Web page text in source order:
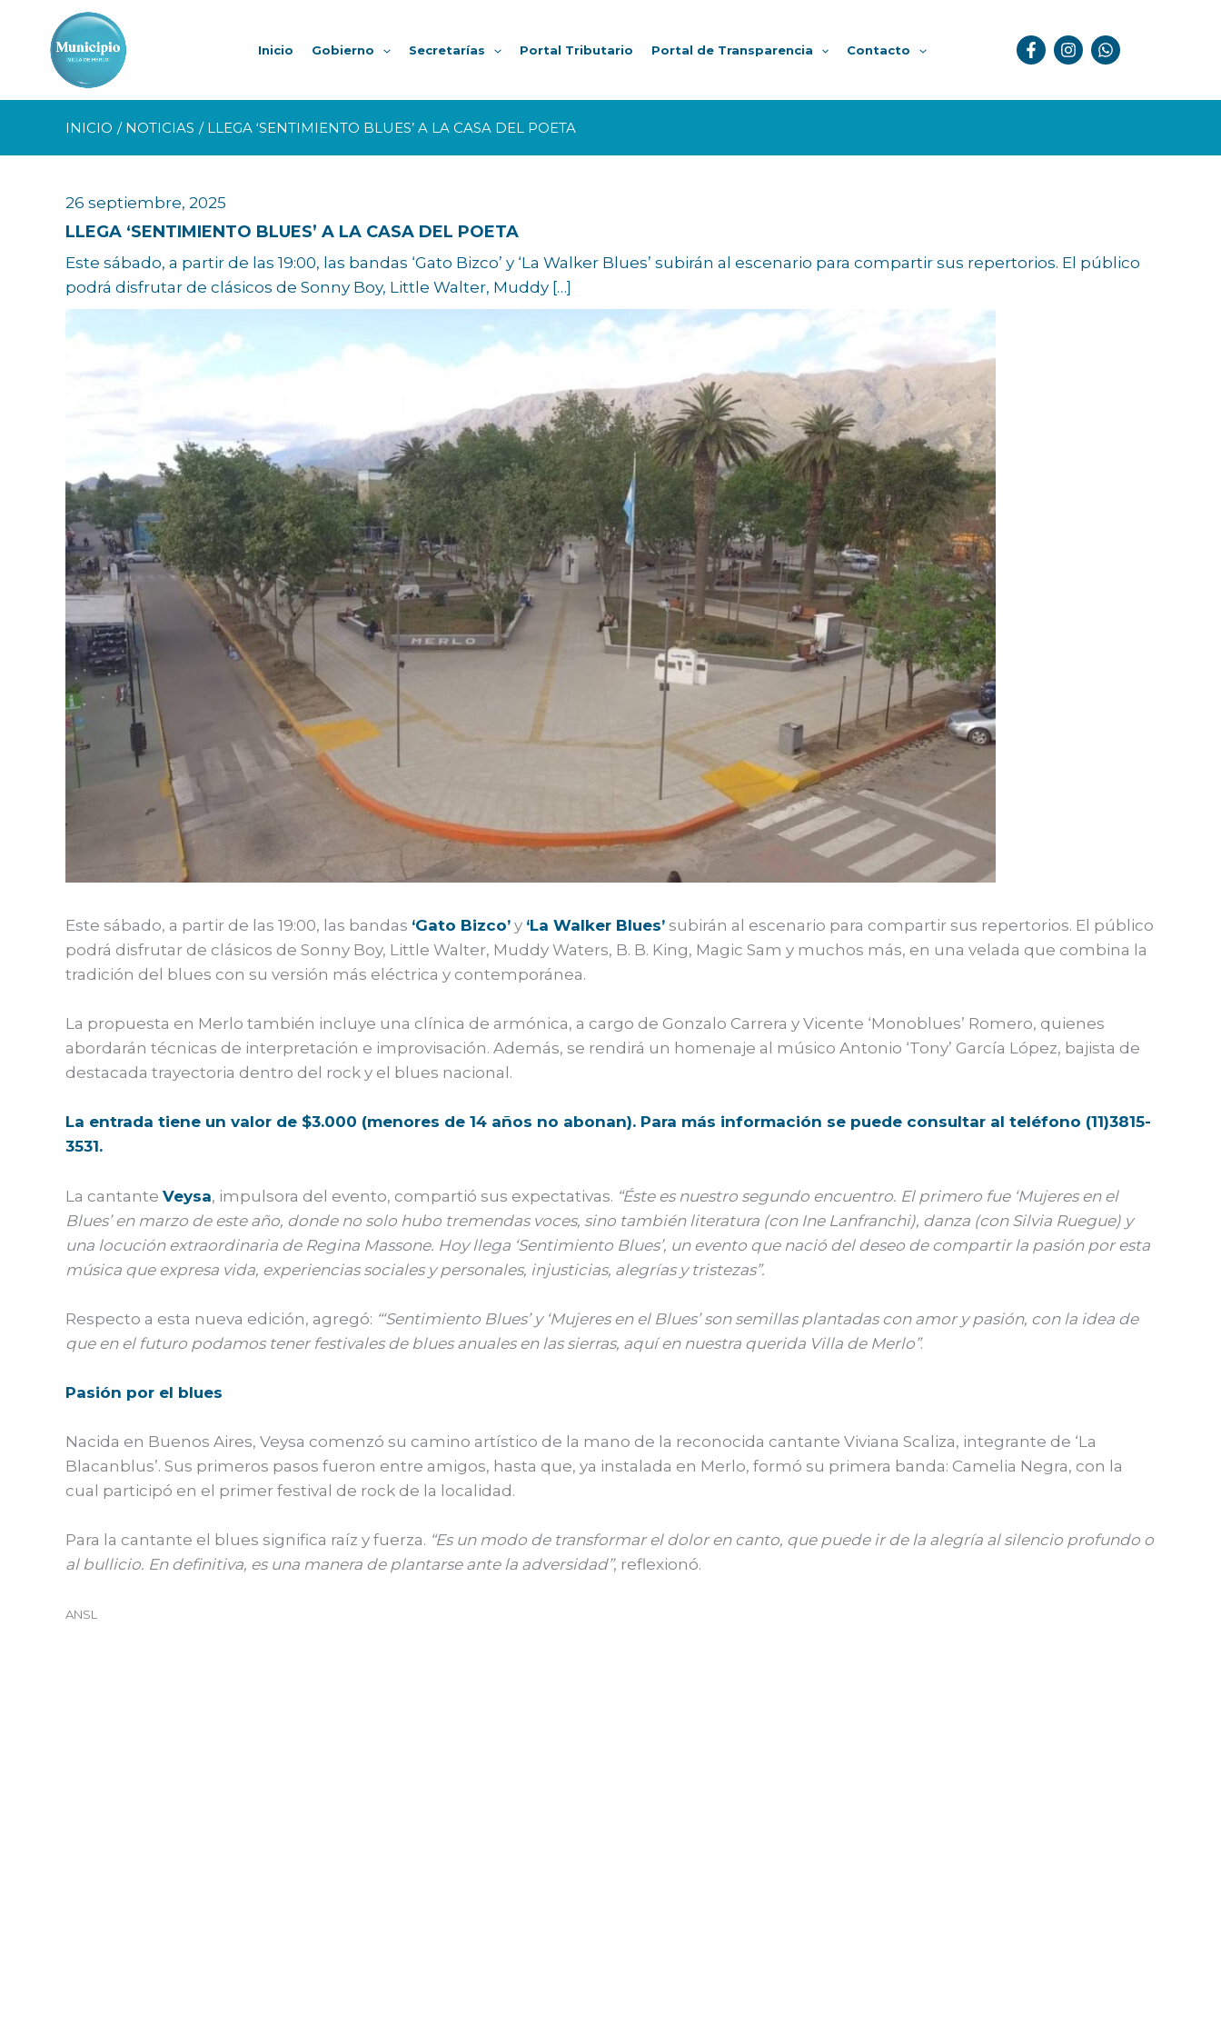
contenido
Inicio Gobierno Secretarías Portal Tributario Portal de Transparencia Contacto
INICIO NOTICIAS LLEGA ‘SENTIMIENTO BLUES’ A LA CASA DEL POETA
26 septiembre, 2025
LLEGA ‘SENTIMIENTO BLUES’ A LA CASA DEL POETA
Este sábado, a partir de las 19:00, las bandas ‘Gato Bizco’ y ‘La Walker Blues’ subirán al escenario para compartir sus repertorios. El público
podrá disfrutar de clásicos de Sonny Boy, Little Walter, Muddy […]
Este sábado, a partir de las 19:00, las bandas ‘Gato Bizco’ y ‘La Walker Blues’ subirán al escenario para compartir sus repertorios. El público
podrá disfrutar de clásicos de Sonny Boy, Little Walter, Muddy Waters, B. B. King, Magic Sam y muchos más, en una velada que combina la
tradición del blues con su versión más eléctrica y contemporánea.
La propuesta en Merlo también incluye una clínica de armónica, a cargo de Gonzalo Carrera y Vicente ‘Monoblues’ Romero, quienes
abordarán técnicas de interpretación e improvisación. Además, se rendirá un homenaje al músico Antonio ‘Tony’ García López, bajista de
destacada trayectoria dentro del rock y el blues nacional.
La entrada tiene un valor de $3.000 (menores de 14 años no abonan). Para más información se puede consultar al teléfono (11)3815-
3531.
La cantante Veysa, impulsora del evento, compartió sus expectativas. “Éste es nuestro segundo encuentro. El primero fue ‘Mujeres en el
Blues’ en marzo de este año, donde no solo hubo tremendas voces, sino también literatura (con Ine Lanfranchi), danza (con Silvia Ruegue) y
una locución extraordinaria de Regina Massone. Hoy llega ‘Sentimiento Blues’, un evento que nació del deseo de compartir la pasión por esta
música que expresa vida, experiencias sociales y personales, injusticias, alegrías y tristezas”.
Respecto a esta nueva edición, agregó: “‘Sentimiento Blues’ y ‘Mujeres en el Blues’ son semillas plantadas con amor y pasión, con la idea de
que en el futuro podamos tener festivales de blues anuales en las sierras, aquí en nuestra querida Villa de Merlo”.
Pasión por el blues
Nacida en Buenos Aires, Veysa comenzó su camino artístico de la mano de la reconocida cantante Viviana Scaliza, integrante de ‘La
Blacanblus’. Sus primeros pasos fueron entre amigos, hasta que, ya instalada en Merlo, formó su primera banda: Camelia Negra, con la
cual participó en el primer festival de rock de la localidad.
Para la cantante el blues significa raíz y fuerza. “Es un modo de transformar el dolor en canto, que puede ir de la alegría al silencio profundo o
al bullicio. En definitiva, es una manera de plantarse ante la adversidad”, reflexionó.
ANSL